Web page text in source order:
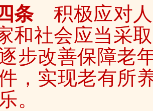
条积极应对人
和社会应当采
步改善保障老
，实现老有所
。